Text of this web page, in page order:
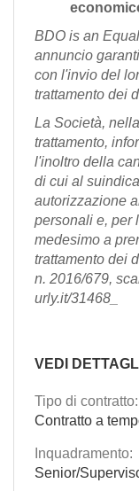
BDO is an
annuncio
con l'invio del
trattamento dei
La Società,
trattamento,
l'inoltro della
di cui al
autorizzazione
personali e, per
medesimo a
trattamento dei
n. 2016/679,
urly.it/31468_
VEDI DETTAGLI
Tipo di contratto:
Contratto a
Inquadramento:
Senior/